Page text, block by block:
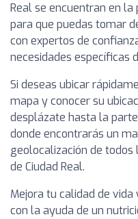
Real se encuentran en
para que puedas tomar
con expertos de
necesidades específicas
Si deseas ubicar
mapa y conocer su
desplázate hasta la
donde encontrarás un
geolocalización de todos
de Ciudad Real.
Mejora tu calidad de
con la ayuda de un